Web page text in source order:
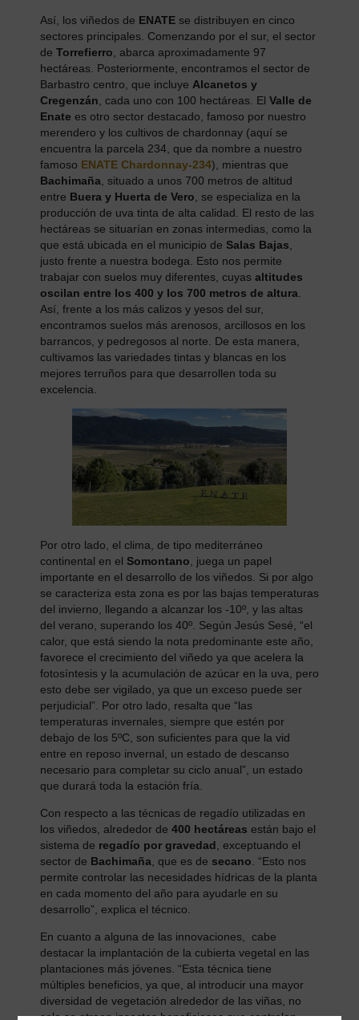
Así, los viñedos de ENATE se distribuyen en cinco
sectores principales. Comenzando por el sur, el sector
de Torrefierro , abarca aproximadamente 97
hectáreas. Posteriormente, encontramos el sector de
Barbastro centro, que incluye Alcanetos y
Cregenzán , cada uno con 100 hectáreas. El Valle de
Enate es otro sector destacado, famoso por nuestro
merendero y los cultivos de chardonnay (aquí se
encuentra la parcela 234, que da nombre a nuestro
famoso ENATE Chardonnay-234), mientras que
Bachimaña , situado a unos 700 metros de altitud
entre Buera y Huerta de Vero , se especializa en la
producción de uva tinta de alta calidad. El resto de las
hectáreas se situarían en zonas intermedias, como la
que está ubicada en el municipio de Salas Bajas
justo frente a nuestra bodega. Esto nos permite
trabajar con suelos muy diferentes, cuyas altitudes
oscilan entre los 400 y los 700 metros de altura
Así, frente a los más calizos y yesos del sur,
encontramos suelos más arenosos, arcillosos en los
barrancos, y pedregosos al norte. De esta manera,
cultivamos las variedades tintas y blancas en los
mejores terruños para que desarrollen toda su
excelencia.
Por otro lado, el clima, de tipo mediterráneo
continental en el Somontano , juega un papel
importante en el desarrollo de los viñedos. Si por algo
se caracteriza esta zona es por las bajas temperaturas
del invierno, llegando a alcanzar los -10º, y las altas
del verano, superando los 40º. Según Jesús Sesé, “el
calor, que está siendo la nota predominante este año,
favorece el crecimiento del viñedo ya que acelera la
fotosíntesis y la acumulación de azúcar en la uva, pero
esto debe ser vigilado, ya que un exceso puede ser
perjudicial”. Por otro lado, resalta que “las
temperaturas invernales, siempre que estén por
debajo de los 5ºC, son suficientes para que la vid
entre en reposo invernal, un estado de descanso
necesario para completar su ciclo anual”, un estado
que durará toda la estación fría.
Con respecto a las técnicas de regadío utilizadas en
los viñedos, alrededor de 400 hectáreas están bajo el
sistema de regadío por gravedad , exceptuando el
sector de Bachimaña , que es de secano . “Esto nos
permite controlar las necesidades hídricas de la planta
en cada momento del año para ayudarle en su
desarrollo”, explica el técnico.
En cuanto a alguna de las innovaciones, cabe
destacar la implantación de la cubierta vegetal en las
plantaciones más jóvenes. “Esta técnica tiene
múltiples beneficios, ya que, al introducir una mayor
diversidad de vegetación alrededor de las viñas, no
solo se atraen insectos beneficiosos que controlan